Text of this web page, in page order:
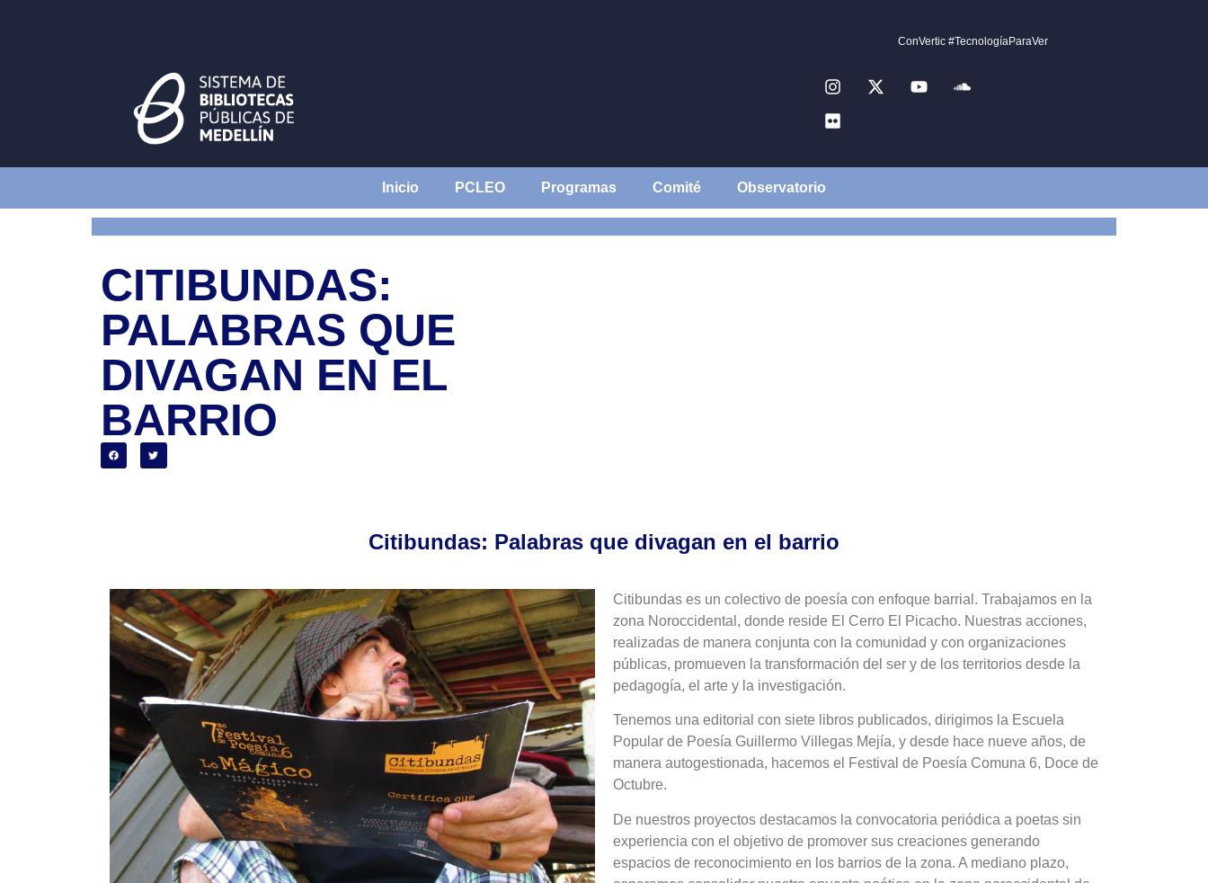
ConVertic #TecnologíaParaVer
Inicio PCLEO Programas Comité Observatorio
CITIBUNDAS:
PALABRAS QUE
DIVAGAN EN EL
BARRIO
Citibundas: Palabras que divagan en el barrio
Citibundas es un colectivo de poesía con enfoque barrial. Trabajamos en la
zona Noroccidental, donde reside El Cerro El Picacho. Nuestras acciones,
realizadas de manera conjunta con la comunidad y con organizaciones
públicas, promueven la transformación del ser y de los territorios desde la
pedagogía, el arte y la investigación.
Tenemos una editorial con siete libros publicados, dirigimos la Escuela
Popular de Poesía Guillermo Villegas Mejía, y desde hace nueve años, de
manera autogestionada, hacemos el Festival de Poesía Comuna 6, Doce de
Octubre.
De nuestros proyectos destacamos la convocatoria periódica a poetas sin
experiencia con el objetivo de promover sus creaciones generando
espacios de reconocimiento en los barrios de la zona. A mediano plazo,